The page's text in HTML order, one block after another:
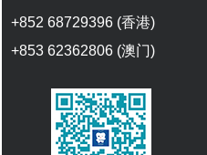
+852 68729396 (香港)
+853 62362806 (澳门)